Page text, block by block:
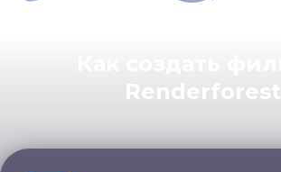
Renderforest